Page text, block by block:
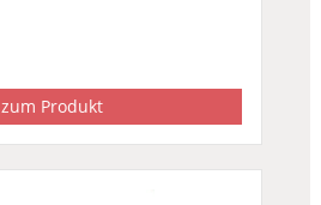
zum Produkt